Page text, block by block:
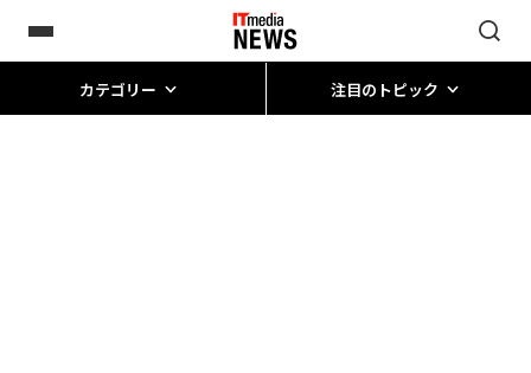
カテゴリー 注目のトピック